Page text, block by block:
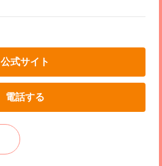
公式サイト
電話する